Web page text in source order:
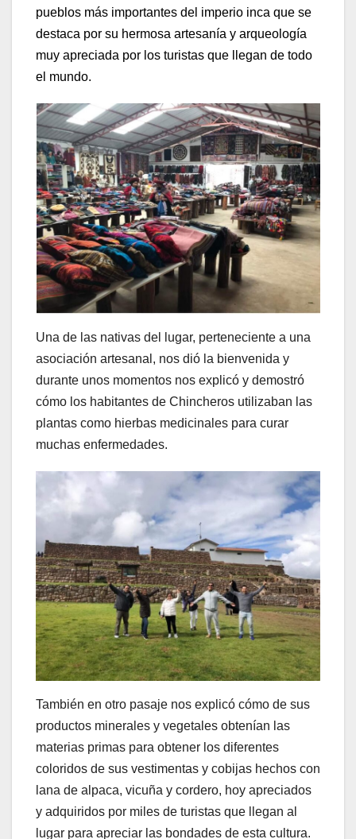
pueblos más importantes del imperio inca que se
destaca por su hermosa artesanía y arqueología
muy apreciada por los turistas que llegan de todo
el mundo.
Una de las nativas del lugar, perteneciente a una
asociación artesanal, nos dió la bienvenida y
durante unos momentos nos explicó y demostró
cómo los habitantes de Chincheros utilizaban las
plantas como hierbas medicinales para curar
muchas enfermedades.
También en otro pasaje nos explicó cómo de sus
productos minerales y vegetales obtenían las
materias primas para obtener los diferentes
coloridos de sus vestimentas y cobijas hechos con
lana de alpaca, vicuña y cordero, hoy apreciados
y adquiridos por miles de turistas que llegan al
lugar para apreciar las bondades de esta cultura.